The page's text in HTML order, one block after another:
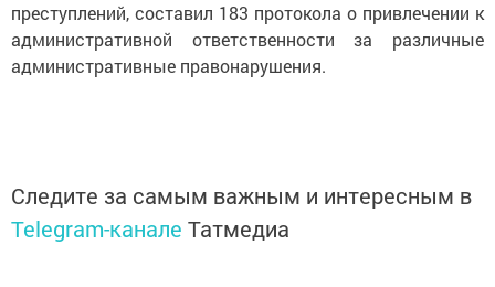
преступлений, составил 183 протокола о привлечении к
административной ответственности за различные
административные правонарушения.
Следите за самым важным и интересным в
Telegram-канале Татмедиа